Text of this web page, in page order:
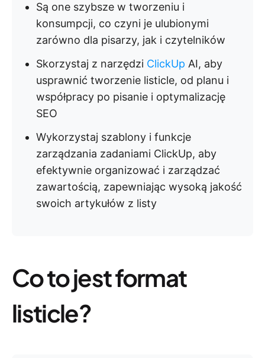
Są one szybsze w tworzeniu i
konsumpcji, co czyni je ulubionymi
zarówno dla pisarzy, jak i czytelników
Skorzystaj z narzędzi ClickUp AI, aby
usprawnić tworzenie listicle, od planu i
współpracy po pisanie i optymalizację
SEO
Wykorzystaj szablony i funkcje
zarządzania zadaniami ClickUp, aby
efektywnie organizować i zarządzać
zawartością, zapewniając wysoką jakość
swoich artykułów z listy
Co to jest format
listicle?